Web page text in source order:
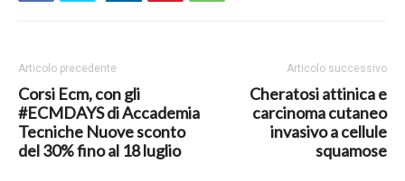
Articolo precedente
Corsi Ecm, con gli
#ECMDAYS di Accademia
Tecniche Nuove sconto
del 30% fino al 18 luglio
Articolo successivo
Cheratosi attinica e
carcinoma cutaneo
invasivo a cellule
squamose